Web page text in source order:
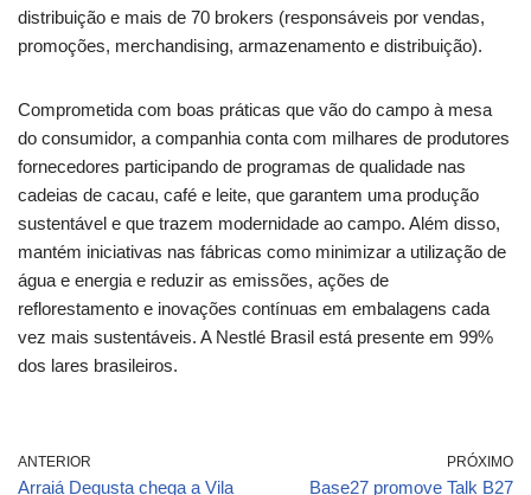
distribuição e mais de 70 brokers (responsáveis por vendas,
promoções, merchandising, armazenamento e distribuição).
Comprometida com boas práticas que vão do campo à mesa
do consumidor, a companhia conta com milhares de produtores
fornecedores participando de programas de qualidade nas
cadeias de cacau, café e leite, que garantem uma produção
sustentável e que trazem modernidade ao campo. Além disso,
mantém iniciativas nas fábricas como minimizar a utilização de
água e energia e reduzir as emissões, ações de
reflorestamento e inovações contínuas em embalagens cada
vez mais sustentáveis. A Nestlé Brasil está presente em 99%
dos lares brasileiros.
ANTERIOR
Arraiá Degusta chega a Vila
PRÓXIMO
Base27 promove Talk B27